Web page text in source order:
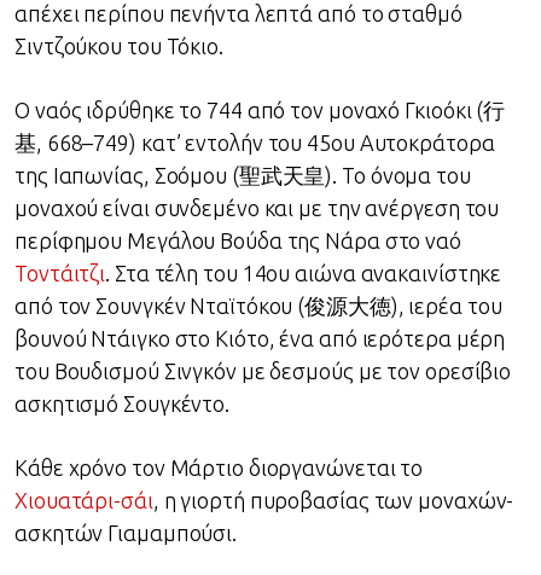
απέχει περίπου πενήντα λεπτά από το σταθμό
Σιντζούκου του Τόκιο.
O ναός ιδρύθηκε το 744 από τον μοναχό Γκιοόκι (行
基, 668–749) κατ’ εντολήν του 45ου Αυτοκράτορα
της Ιαπωνίας, Σοόμου (聖武天皇). Το όνομα του
μοναχού είναι συνδεμένο και με την ανέργεση του
περίφημου Μεγάλου Βούδα της Νάρα στο ναό
Τοντάιτζι. Στα τέλη του 14ου αιώνα ανακαινίστηκε
από τον Σουνγκέν Νταϊτόκου (俊源大徳), ιερέα του
βουνού Ντάιγκο στο Κιότο, ένα από ιερότερα μέρη
του Βουδισμού Σινγκόν με δεσμούς με τον ορεσίβιο
ασκητισµό Σουγκέντο.
Κάθε χρόνο τον Μάρτιο διοργανώνεται το
Χιουατάρι-σάι, η γιορτή πυροβασίας των μοναχών-
ασκητών Γιαμαμπούσι.